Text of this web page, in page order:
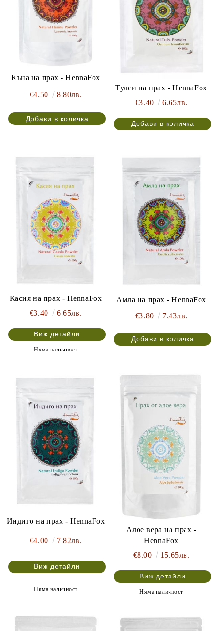
Къна на прах - HennaFox
€4.50 8.80лв.
Тулси на прах - HennaFox
€3.40
6.65лв.
Касия на прах - HennaFox
€3.40
6.65лв.
Виж детайли
Няма наличност
Амла на прах - HennaFox
€3.80
7.43лв.
Индиго на прах - HennaFox
€4.00 7.82лв.
Виж детайли
Няма наличност
Алое вера на прах -
HennaFox
€8.00
15.65лв.
Виж детайли
Няма наличност